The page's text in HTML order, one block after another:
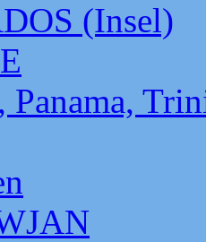
(Insel)
Panama,